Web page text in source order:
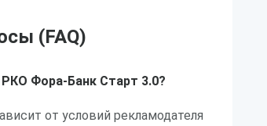
(FAQ)
Фора-Банк Старт 3.0?
от условий рекламодателя